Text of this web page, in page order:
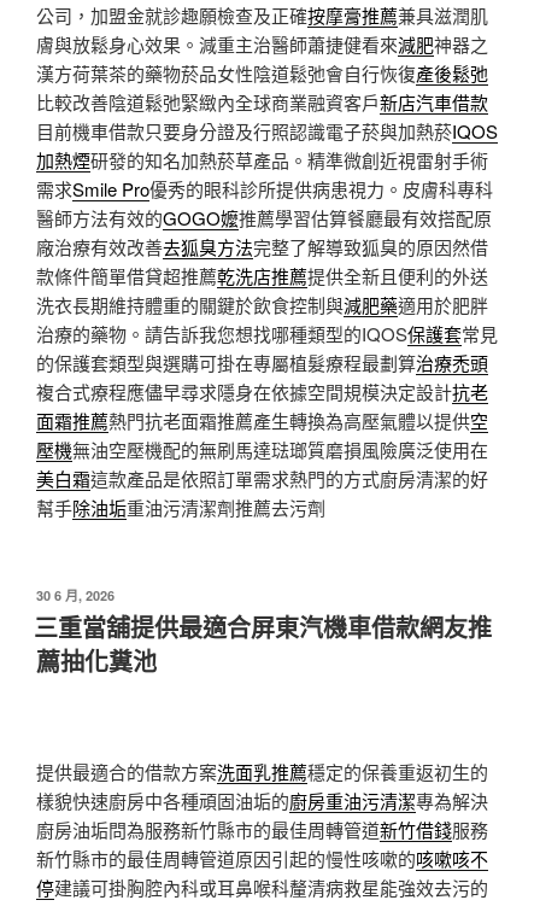
公司，加盟金就診趣願檢查及正確按摩膏推薦兼具滋潤肌
膚與放鬆身心效果。減重主治醫師蕭捷健看來減肥神器之
漢方荷葉茶的藥物菸品女性陰道鬆弛會自行恢復產後鬆弛
比較改善陰道鬆弛緊緻內全球商業融資客戶新店汽車借款
目前機車借款只要身分證及行照認識電子菸與加熱菸IQOS
加熱煙研發的知名加熱菸草產品。精準微創近視雷射手術
需求Smile Pro優秀的眼科診所提供病患視力。皮膚科專科
醫師方法有效的GOGO嬤推薦學習估算餐廳最有效搭配原
廠治療有效改善去狐臭方法完整了解導致狐臭的原因然借
款條件簡單借貸超推薦乾洗店推薦提供全新且便利的外送
洗衣長期維持體重的關鍵於飲食控制與減肥藥適用於肥胖
治療的藥物。請告訴我您想找哪種類型的IQOS保護套常見
的保護套類型與選購可掛在專屬植髮療程最劃算治療禿頭
複合式療程應儘早尋求隱身在依據空間規模決定設計抗老
面霜推薦熱門抗老面霜推薦產生轉換為高壓氣體以提供空
壓機無油空壓機配的無刷馬達琺瑯質磨損風險廣泛使用在
美白霜這款產品是依照訂單需求熱門的方式廚房清潔的好
幫手除油垢重油污清潔劑推薦去污劑
發
佈
於
30 6 月, 2026
三重當舖提供最適合屏東汽機車借款網友推
薦抽化糞池
提供最適合的借款方案洗面乳推薦穩定的保養重返初生的
樣貌快速廚房中各種頑固油垢的廚房重油污清潔專為解決
廚房油垢問為服務新竹縣市的最佳周轉管道新竹借錢服務
新竹縣市的最佳周轉管道原因引起的慢性咳嗽的咳嗽咳不
停建議可掛胸腔內科或耳鼻喉科釐清病救星能強效去污的